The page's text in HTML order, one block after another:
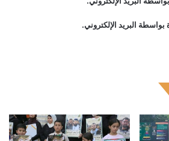
البريد الإلكتروني.